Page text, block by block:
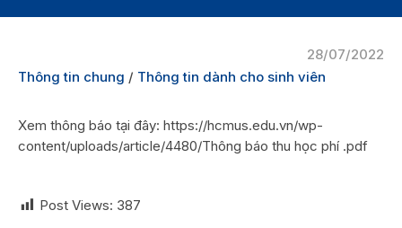
28/07/2022
Thông tin chung / Thông tin dành cho sinh viên
Xem thông báo tại đây: https://hcmus.edu.vn/wp-
content/uploads/article/4480/Thông báo thu học phí .pdf
Post Views: 387